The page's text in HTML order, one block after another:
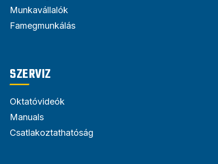
Munkavállalók
Famegmunkálás
SZERVIZ
Oktatóvideók
Manuals
Csatlakoztathatóság